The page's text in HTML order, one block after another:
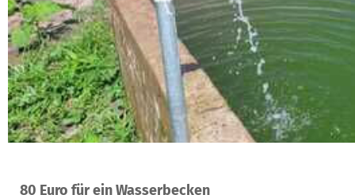
80 Euro für ein Wasserbecken
A project in Koloro, Gambia